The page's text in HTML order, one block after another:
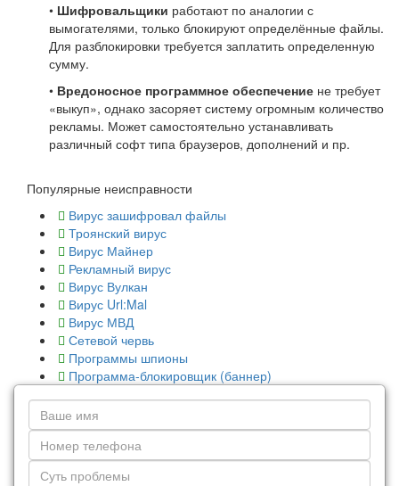
• Шифровальщики работают по аналогии с
вымогателями, только блокируют определённые файлы.
Для разблокировки требуется заплатить определенную
сумму.
• Вредоносное программное обеспечение не требует
«выкуп», однако засоряет систему огромным количество
рекламы. Может самостоятельно устанавливать
различный софт типа браузеров, дополнений и пр.
Популярные неисправности
Вирус зашифровал файлы
Троянский вирус
Вирус Майнер
Рекламный вирус
Вирус Вулкан
Вирус Url:Mal
Вирус МВД
Сетевой червь
Программы шпионы
Программа-блокировщик (баннер)